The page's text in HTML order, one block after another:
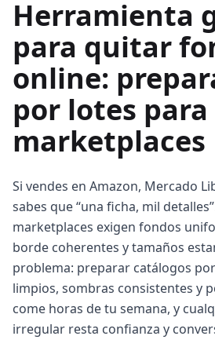
Herramienta
para quitar
online:
por lotes para
marketplaces
Si vendes en Amazon, Mercado
sabes que “una ficha, mil
marketplaces exigen fondos
borde coherentes y tamaños
problema: preparar catálogos
limpios, sombras consistentes y
come horas de tu semana, y
irregular resta confianza y